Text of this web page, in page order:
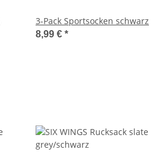
3-Pack Sportsocken schwarz
8,99 € *